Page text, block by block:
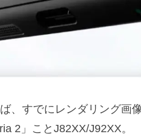
、すでにレンダリング画
2」ことJ82XX/J92XX。